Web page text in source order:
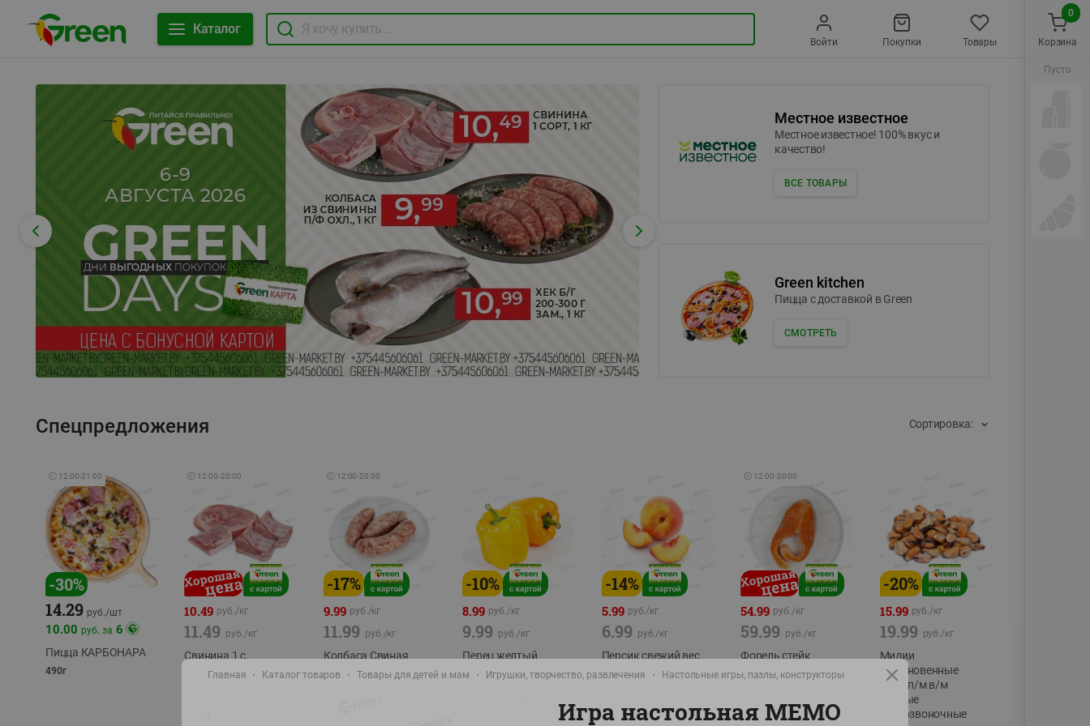
Каталог
Войти Покупки Товары
Местное известное
Местное известное! 100% вкус и
качество!
ВСЕ ТОВАРЫ
Green kitchen
Пицца c доставкой в Green
СМОТРЕТЬ
Спецпредложения Сортировка:
🕘 12:00-21:00
-30%
14.29 руб./шт
10.00 руб. за 6
Пицца КАРБОНАРА
490г
🕘 12:00-20:00
10.49 руб./кг
11.49 руб./кг
Свинина 1 с.
полуфабрикат,
🕘 12:00-20:00
-17%
9.99 руб./кг
11.99 руб./кг
Колбаса Свиная
полуфабрикат,
-10%
8.99 руб./кг
9.99 руб./кг
Перец желтый
Беларусь
-14%
5.99 руб./кг
6.99 руб./кг
Персик свежий вес
фасовка:0,8-1кг
🕘 12:00-20:00
54.99 руб./кг
59.99 руб./кг
Форель стейк
полуфабрикат,
фасовка:0,15-0,6кг
-20%
15.99 руб./кг
19.99 руб./кг
Мидии
обыкновенные
мясо п/м в/м
водные
беспозвоночные
Корзина
0
Пусто
Главная Каталог товаров Товары для детей и мам Игрушки, творчество, развлечения Настольные игры, пазлы, конструкторы
Игра настольная МЕМО